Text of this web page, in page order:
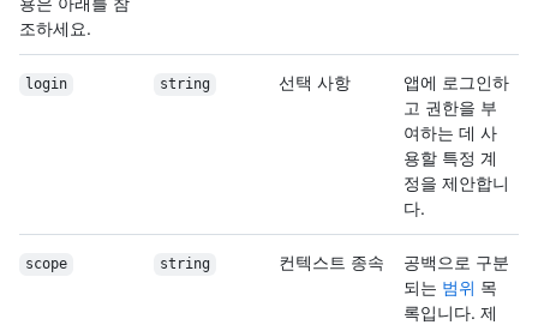
조하세요.
login string 선택 사항
앱에 로그인하
고 권한을 부
여하는 데 사
용할 특정 계
정을 제안합니
다.
scope string 컨텍스트 종속
공백으로 구분
되는 범위 목
록입니다. 제